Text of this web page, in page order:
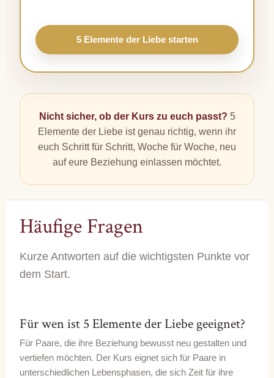
5 Elemente der Liebe starten
Nicht sicher, ob der Kurs zu euch passt? 5
Elemente der Liebe ist genau richtig, wenn ihr
euch Schritt für Schritt, Woche für Woche, neu
auf eure Beziehung einlassen möchtet.
Häufige Fragen
Kurze Antworten auf die wichtigsten Punkte vor
dem Start.
Für wen ist 5 Elemente der Liebe geeignet?
Für Paare, die ihre Beziehung bewusst neu gestalten und
vertiefen möchten. Der Kurs eignet sich für Paare in
unterschiedlichen Lebensphasen, die sich Zeit für ihre